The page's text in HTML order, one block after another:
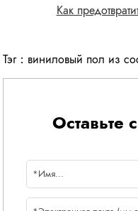
Как
Тэг： виниловый пол из
Оставьте